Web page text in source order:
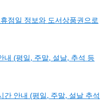
점일 정보와 도서상품권으로
내 (평일, 주말, 설날, 추석 등
간 안내 (평일, 주말, 설날 추석